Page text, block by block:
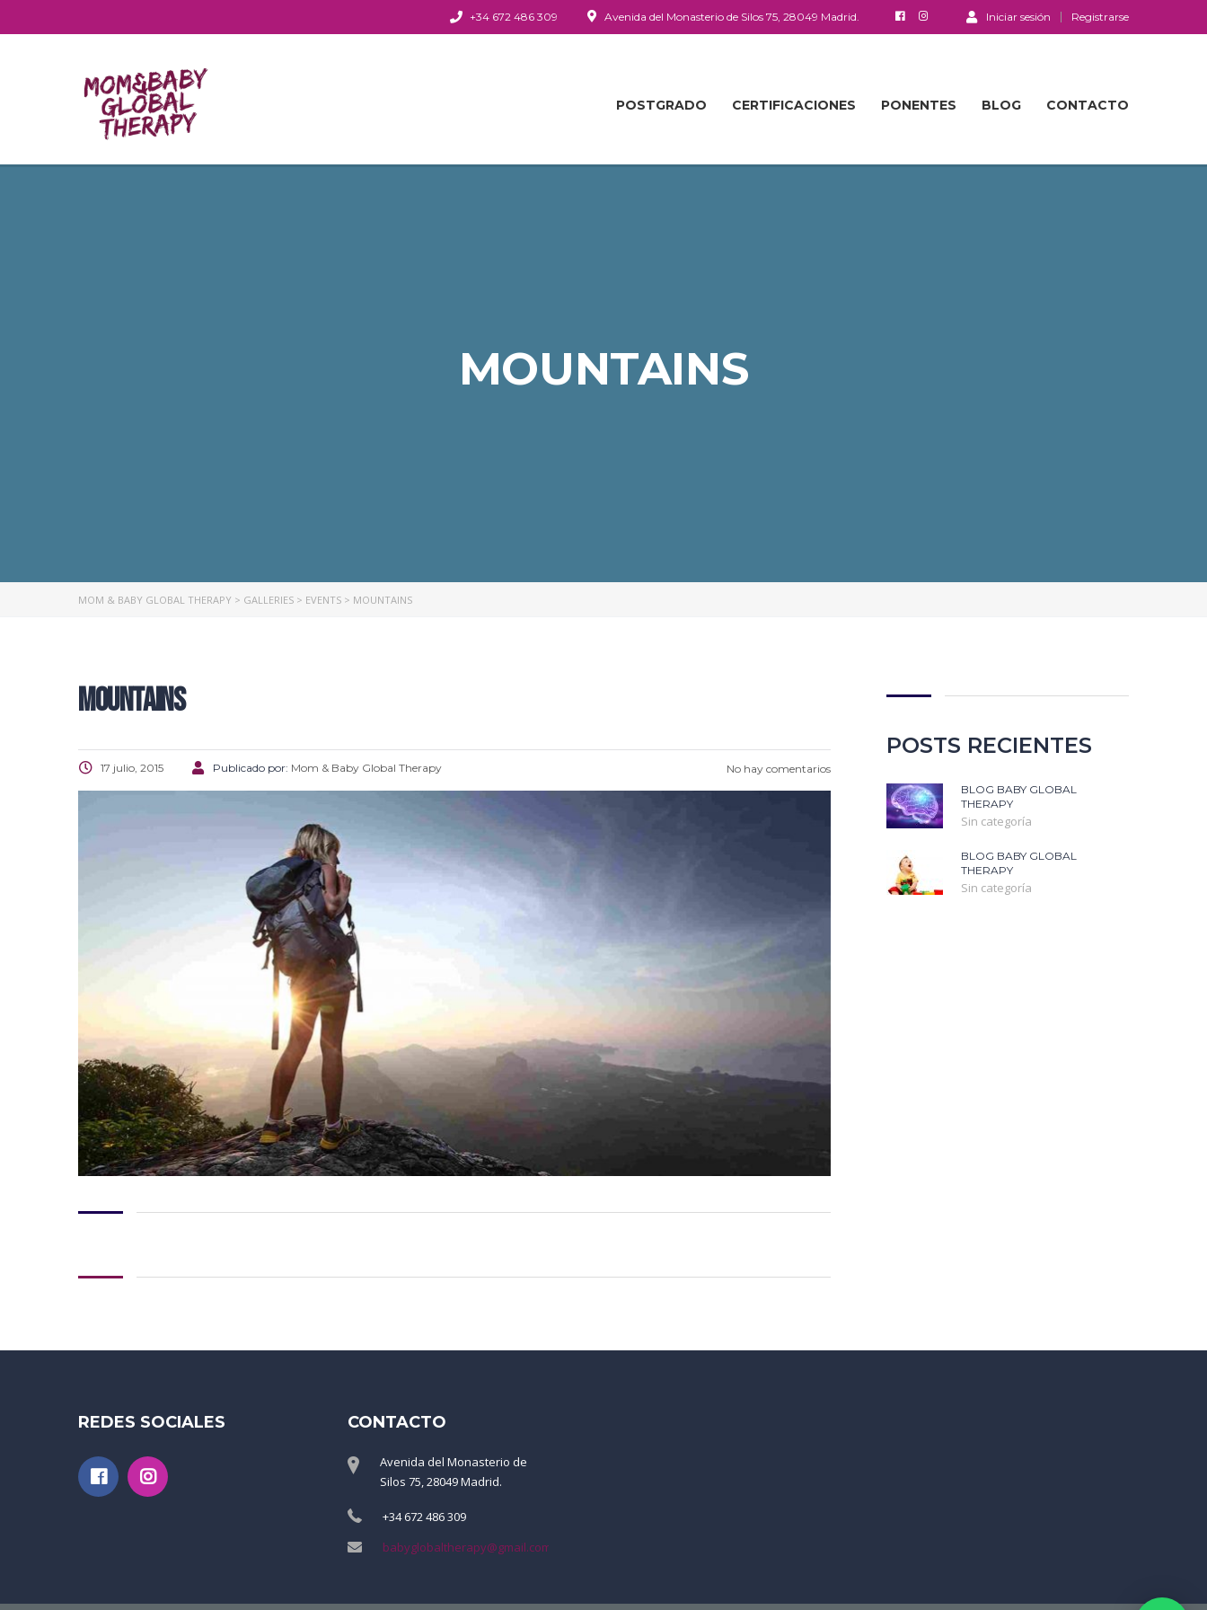
Iniciar sesión Registrarse
Avenida del Monasterio de Silos 75, 28049 Madrid.
+34 672 486 309
POSTGRADO CERTIFICACIONES PONENTES BLOG CONTACTO
MOUNTAINS
MOM & BABY GLOBAL THERAPY > GALLERIES > EVENTS > MOUNTAINS
MOUNTAINS
17 julio, 2015 Publicado por: Mom & Baby Global Therapy No hay comentarios
POSTS RECIENTES
BLOG BABY GLOBAL
THERAPY
Sin categoría
BLOG BABY GLOBAL
THERAPY
Sin categoría
REDES SOCIALES CONTACTO
Avenida del Monasterio de
Silos 75, 28049 Madrid.
+34 672 486 309
babyglobaltherapy@gmail.com